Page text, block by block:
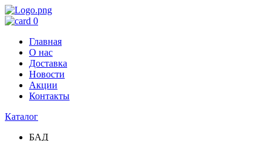
0
Главная
О нас
Доставка
Новости
Акции
Контакты
Каталог
БАД